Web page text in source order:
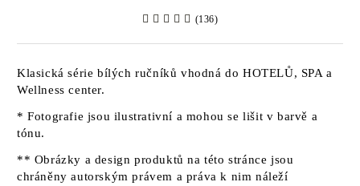
(136)
Klasická série bílých ručníků vhodná do HOTELŮ, SPA a
Wellness center.
* Fotografie jsou ilustrativní a mohou se lišit v barvě a
tónu.
** Obrázky a design produktů na této stránce jsou
chráněny autorským právem a práva k nim náleží